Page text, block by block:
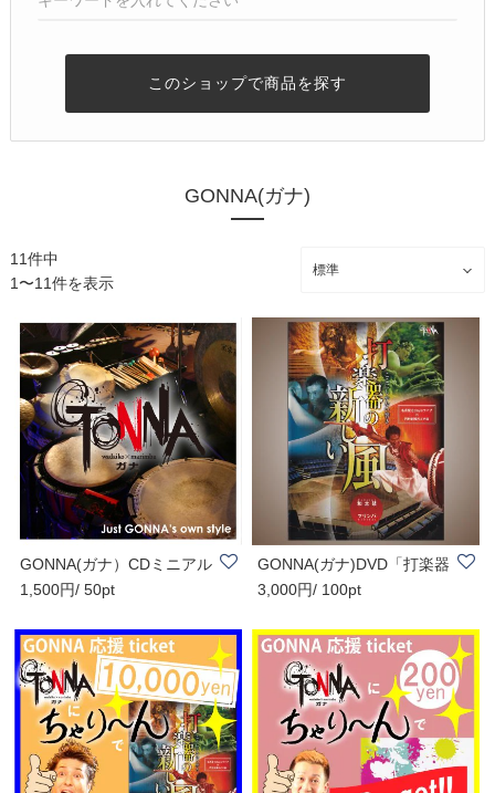
このショップで商品を探す
GONNA(ガナ)
11件中
1〜11件を表示
GONNA(ガナ）CDミニアル
バム【Just GONNA..
1,500円/ 50pt
GONNA(ガナ)DVD「打楽器
の新しい風」全12..
3,000円/ 100pt